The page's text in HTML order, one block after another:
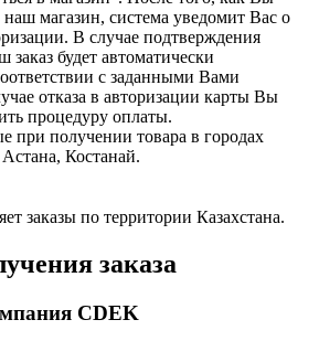
наш магазин, система уведомит Вас о
В случае подтверждения
заказ будет автоматически
с заданными Вами
отказа в авторизации карты Вы
процедуру оплаты.
при получении товара в городах
Костанай.
заказы по территории Казахстана.
заказа
CDEK